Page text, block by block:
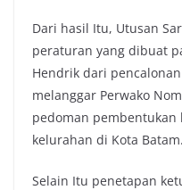
Dari hasil Itu, Utusan
peraturan yang dibuat
Hendrik dari
melanggar Perwako
pedoman pembentukan
kelurahan di Kota Batam.
Selain Itu penetapan